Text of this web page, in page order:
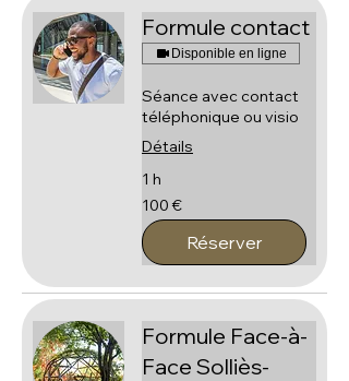
Formule contact
Disponible en ligne
Séance avec contact
téléphonique ou visio
Détails
1 h
100
euros
100 €
Réserver
Formule Face-à-
Face Solliès-